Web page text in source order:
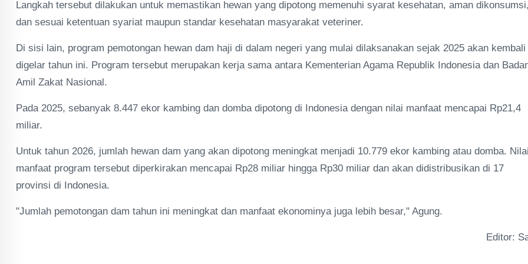
Langkah tersebut dilakukan untuk memastikan hewan yang dipotong memenuhi syarat kesehatan, aman dikonsumsi,
dan sesuai ketentuan syariat maupun standar kesehatan masyarakat veteriner.
Di sisi lain, program pemotongan hewan dam haji di dalam negeri yang mulai dilaksanakan sejak 2025 akan kembali
digelar tahun ini. Program tersebut merupakan kerja sama antara Kementerian Agama Republik Indonesia dan
Amil Zakat Nasional.
Pada 2025, sebanyak 8.447 ekor kambing dan domba dipotong di Indonesia dengan nilai manfaat mencapai Rp21,4
miliar.
Untuk tahun 2026, jumlah hewan dam yang akan dipotong meningkat menjadi 10.779 ekor kambing atau domba. Nilai
manfaat program tersebut diperkirakan mencapai Rp28 miliar hingga Rp30 miliar dan akan didistribusikan di 17
provinsi di Indonesia.
"Jumlah pemotongan dam tahun ini meningkat dan manfaat ekonominya juga lebih besar," Agung.
Editor: